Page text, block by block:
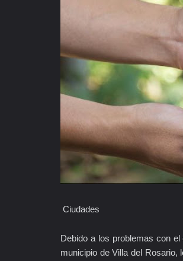
Ciudades
Debido a los problemas con
municipio de Villa del Rosario,